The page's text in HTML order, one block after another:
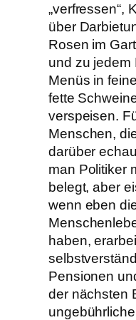
„verfressen“,
über
Rosen im
und zu jedem
Menüs in
fette
verspeisen.
Menschen,
darüber
man Politiker
belegt, aber
wenn eben
haben,
Pensionen
der nächsten